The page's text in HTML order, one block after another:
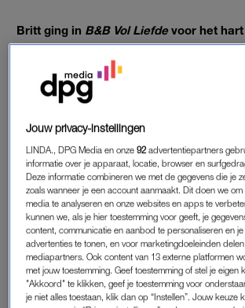
Britt ging in B&B Vol Liefdevoor het hart
maar ze viel uiteindelijk voor de
vriend Kees. Hebben de twee elkaar in
gevonden?
helaas is het toch op niks uitgelopen. Dat
ook meedeed aanB&B Vol Liefde, aan
BRITT EN KEES ZIJN GEEN
“Ze was nog even op date met Kees. Maar
geworden.” Britt en Renate zijn tijdens de
geraakt en hebben nog altijd contact met
spreekt ook Jean-Paul nog geregeld. “Die
ook elke week. We hebben elkaar zelfs
Jouw privacy-instellingen
LINDA., DPG Media en onze92 advertentiepartners
informatie over je apparaat, locatie, browser en
Deze informatie combineren we met de gegevens die je
zoals wanneer je een account aanmaakt. Dit doen we
media te analyseren en onze websites en apps te
kunnen we, als je hier toestemming voor geeft, je
content, communicatie en aanbod te personaliseren en
advertenties te tonen, en voor marketingdoeleinden
mediapartners. Ook content van 13 externe platformen
met jouw toestemming. Geef toestemming of stel je eigen
"Akkoord" te klikken, geef je toestemming voor
je niet alles toestaan, klik dan op “Instellen”. Jouw keuze